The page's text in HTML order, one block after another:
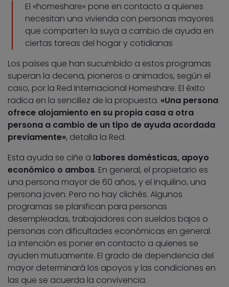
El «homeshare» pone en contacto a quienes
necesitan una vivienda con personas mayores
que comparten la suya a cambio de ayuda en
ciertas tareas del hogar y cotidianas
Los países que han sucumbido a estos programas
superan la decena, pioneros o animados, según el
caso, por la Red Internacional Homeshare. El éxito
radica en la sencillez de la propuesta. «Una persona
ofrece alojamiento en su propia casa a otra
persona a cambio de un tipo de ayuda acordada
previamente», detalla la Red.
Esta ayuda se ciñe a labores domésticas, apoyo
económico o ambos. En general, el propietario es
una persona mayor de 60 años, y el inquilino, una
persona joven. Pero no hay clichés. Algunos
programas se planifican para personas
desempleadas, trabajadores con sueldos bajos o
personas con dificultades económicas en general.
La intención es poner en contacto a quienes se
ayuden mutuamente. El grado de dependencia del
mayor determinará los apoyos y las condiciones en
las que se acuerda la convivencia.